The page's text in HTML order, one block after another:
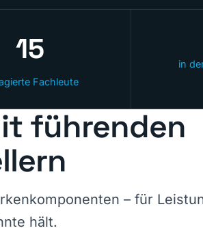
15
Fachleute
in
führenden
– für
hält.